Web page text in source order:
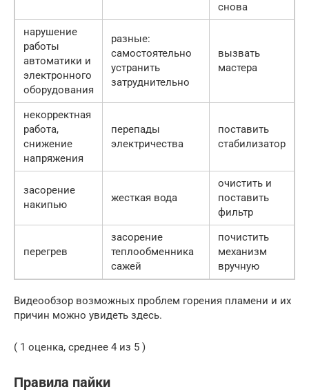
снова
нарушение
работы
автоматики и
электронного
оборудования
разные:
самостоятельно
устранить
затруднительно
вызвать
мастера
некорректная
работа,
снижение
напряжения
перепады
электричества
поставить
стабилизатор
засорение
накипью
жесткая вода
очистить и
поставить
фильтр
перегрев
засорение
теплообменника
сажей
почистить
механизм
вручную
Видеообзор возможных проблем горения пламени и их
причин можно увидеть здесь.
( 1 оценка, среднее 4 из 5 )
Правила пайки